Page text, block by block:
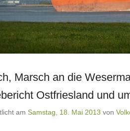
Marsch an die
Ostfriesland und
am Samstag, 18. Mai 2013 von